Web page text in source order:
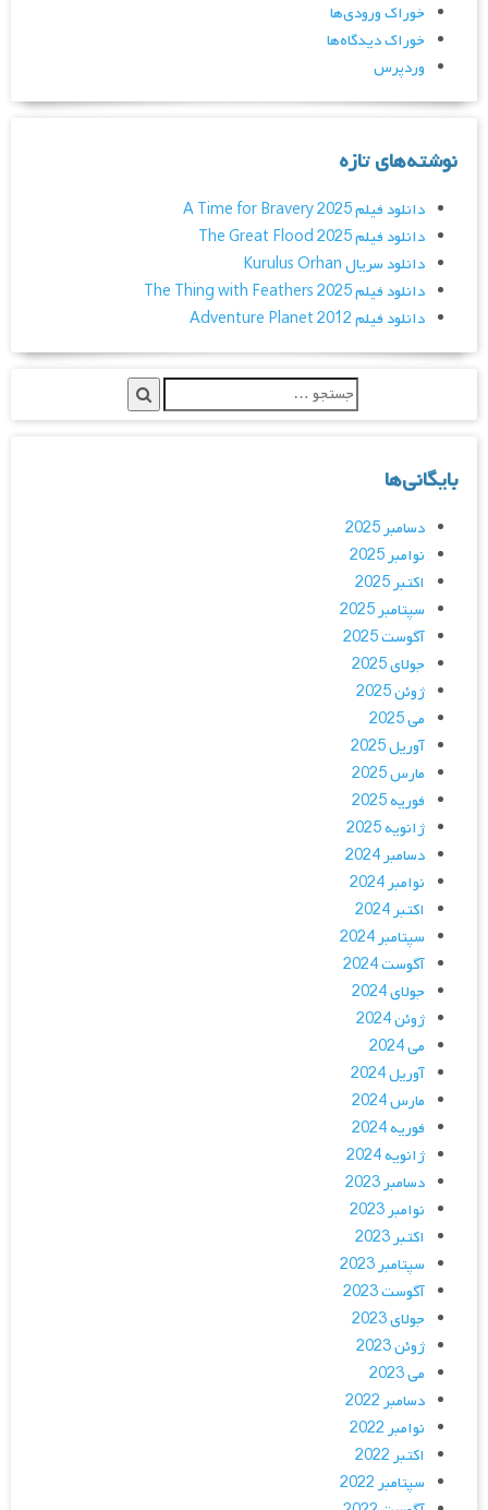
خوراک ورودی‌ها
خوراک دیدگاه‌ها
وردپرس
نوشته‌های تازه
دانلود فیلم A Time for Bravery 2025
دانلود فیلم The Great Flood 2025
دانلود سریال Kurulus Orhan
دانلود فیلم The Thing with Feathers 2025
دانلود فیلم Adventure Planet 2012
بایگانی‌ها
دسامبر 2025
نوامبر 2025
اکتبر 2025
سپتامبر 2025
آگوست 2025
جولای 2025
ژوئن 2025
می 2025
آوریل 2025
مارس 2025
فوریه 2025
ژانویه 2025
دسامبر 2024
نوامبر 2024
اکتبر 2024
سپتامبر 2024
آگوست 2024
جولای 2024
ژوئن 2024
می 2024
آوریل 2024
مارس 2024
فوریه 2024
ژانویه 2024
دسامبر 2023
نوامبر 2023
اکتبر 2023
سپتامبر 2023
آگوست 2023
جولای 2023
ژوئن 2023
می 2023
دسامبر 2022
نوامبر 2022
اکتبر 2022
سپتامبر 2022